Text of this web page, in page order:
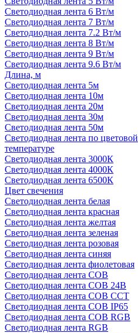
Светодиодная лента 6 Вт/м
Светодиодная лента 7 Вт/м
Светодиодная лента 7.2 Вт/м
Светодиодная лента 8 Вт/м
Светодиодная лента 9 Вт/м
Светодиодная лента 9.6 Вт/м
Длина, м
Светодиодная лента 5м
Светодиодная лента 10м
Светодиодная лента 20м
Светодиодная лента 30м
Светодиодная лента 50м
Светодиодная лента по цветовой
температуре
Светодиодная лента 3000К
Светодиодная лента 4000К
Светодиодная лента 6500К
Цвет свечения
Светодиодная лента белая
Светодиодная лента красная
Светодиодная лента желтая
Светодиодная лента зеленая
Светодиодная лента розовая
Светодиодная лента синяя
Светодиодная лента фиолетовая
Светодиодная лента COB
Светодиодная лента COB 24В
Светодиодная лента COB CCT
Светодиодная лента COB IP65
Светодиодная лента COB RGB
Светодиодная лента RGB